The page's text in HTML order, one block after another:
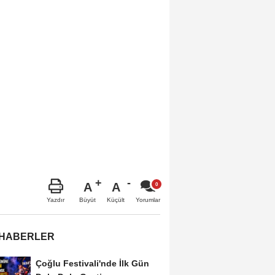
Yazdır
A
Büyüt
A
Küçült Yorumlar
Çoğlu Festivali'nde İlk Gün